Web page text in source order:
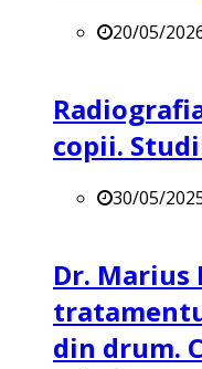
20/05/
copii.
30/05/
Dr.
din drum.